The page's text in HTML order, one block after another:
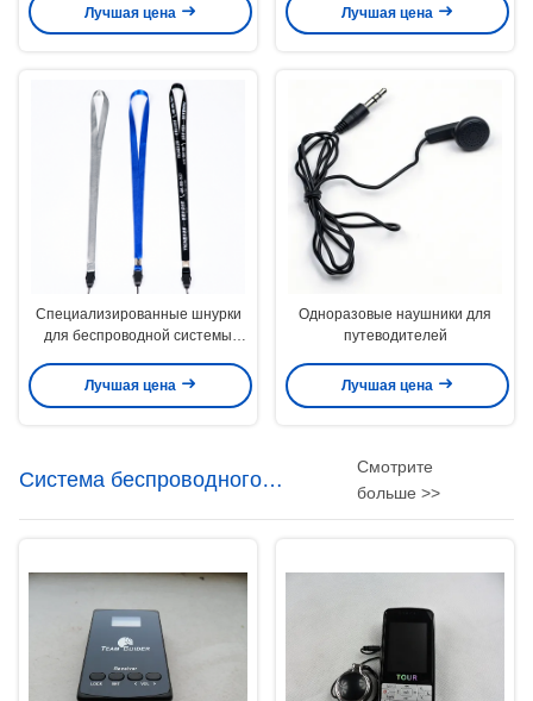
Лучшая цена Лучшая цена
Специализированные шнурки
для беспроводной системы
Лучшая цена
Одноразовые наушники для
путеводителей
Лучшая цена
Система беспроводного
аудиогида
Смотрите
больше >>